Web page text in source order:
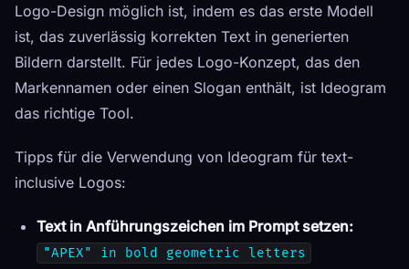
Logo-Design möglich ist, indem es das erste Modell
ist, das zuverlässig korrekten Text in generierten
Bildern darstellt. Für jedes Logo-Konzept, das den
Markennamen oder einen Slogan enthält, ist Ideogram
das richtige Tool.
Tipps für die Verwendung von Ideogram für text-
inclusive Logos:
Text in Anführungszeichen im Prompt setzen:
"APEX" in bold geometric letters